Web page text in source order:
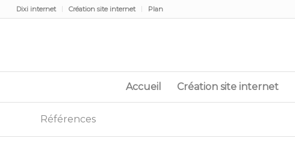
Dixi internet Création site internet Plan
Accueil Création site internet
Références